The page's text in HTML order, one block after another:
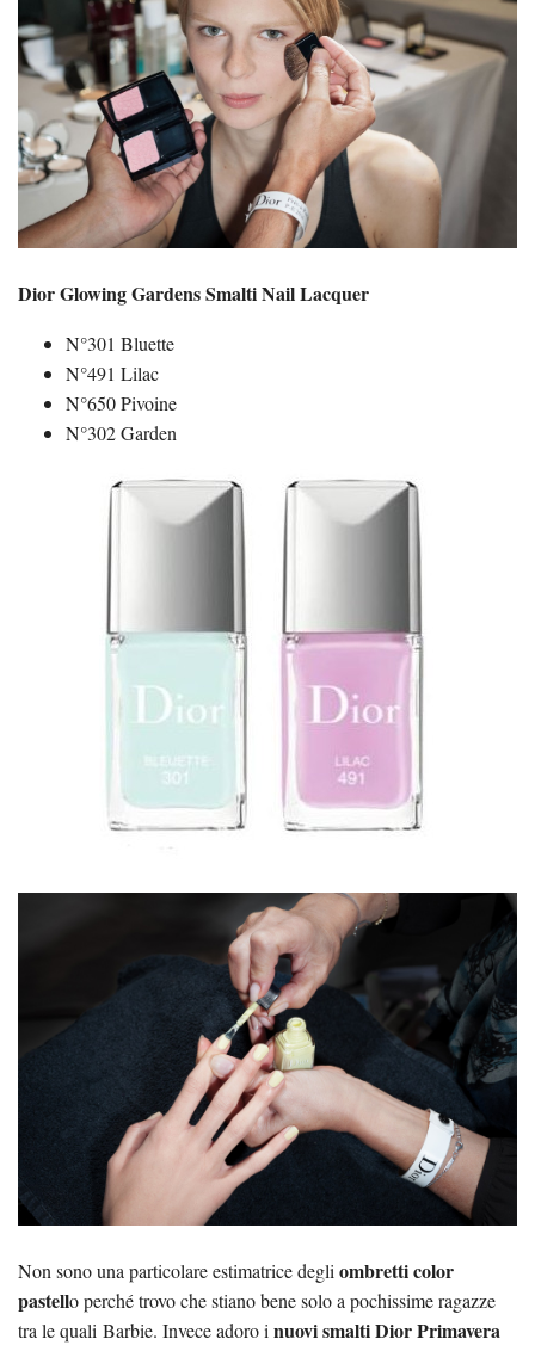
Dior Glowing Gardens Smalti Nail Lacquer
N°301 Bluette
N°491 Lilac
N°650 Pivoine
N°302 Garden
Non sono una particolare estimatrice degli ombretti color
pastello perché trovo che stiano bene solo a pochissime ragazze
tra le quali Barbie. Invece adoro i nuovi smalti Dior Primavera